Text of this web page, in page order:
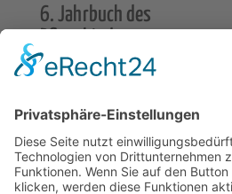
6. Jahrbuch des
„Wie
gelingt“